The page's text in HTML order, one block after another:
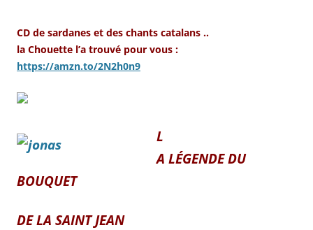
CD de sardanes et des chants catalans ..
la Chouette l’a trouvé pour vous :
https://amzn.to/2N2h0n9
L
A LÉGENDE DU
BOUQUET
DE LA SAINT JEAN